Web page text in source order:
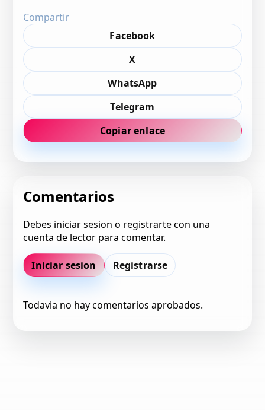
Compartir
Facebook
X
WhatsApp
Telegram
Copiar enlace
Comentarios
Debes iniciar sesion o registrarte con una
cuenta de lector para comentar.
Iniciar sesion Registrarse
Todavia no hay comentarios aprobados.